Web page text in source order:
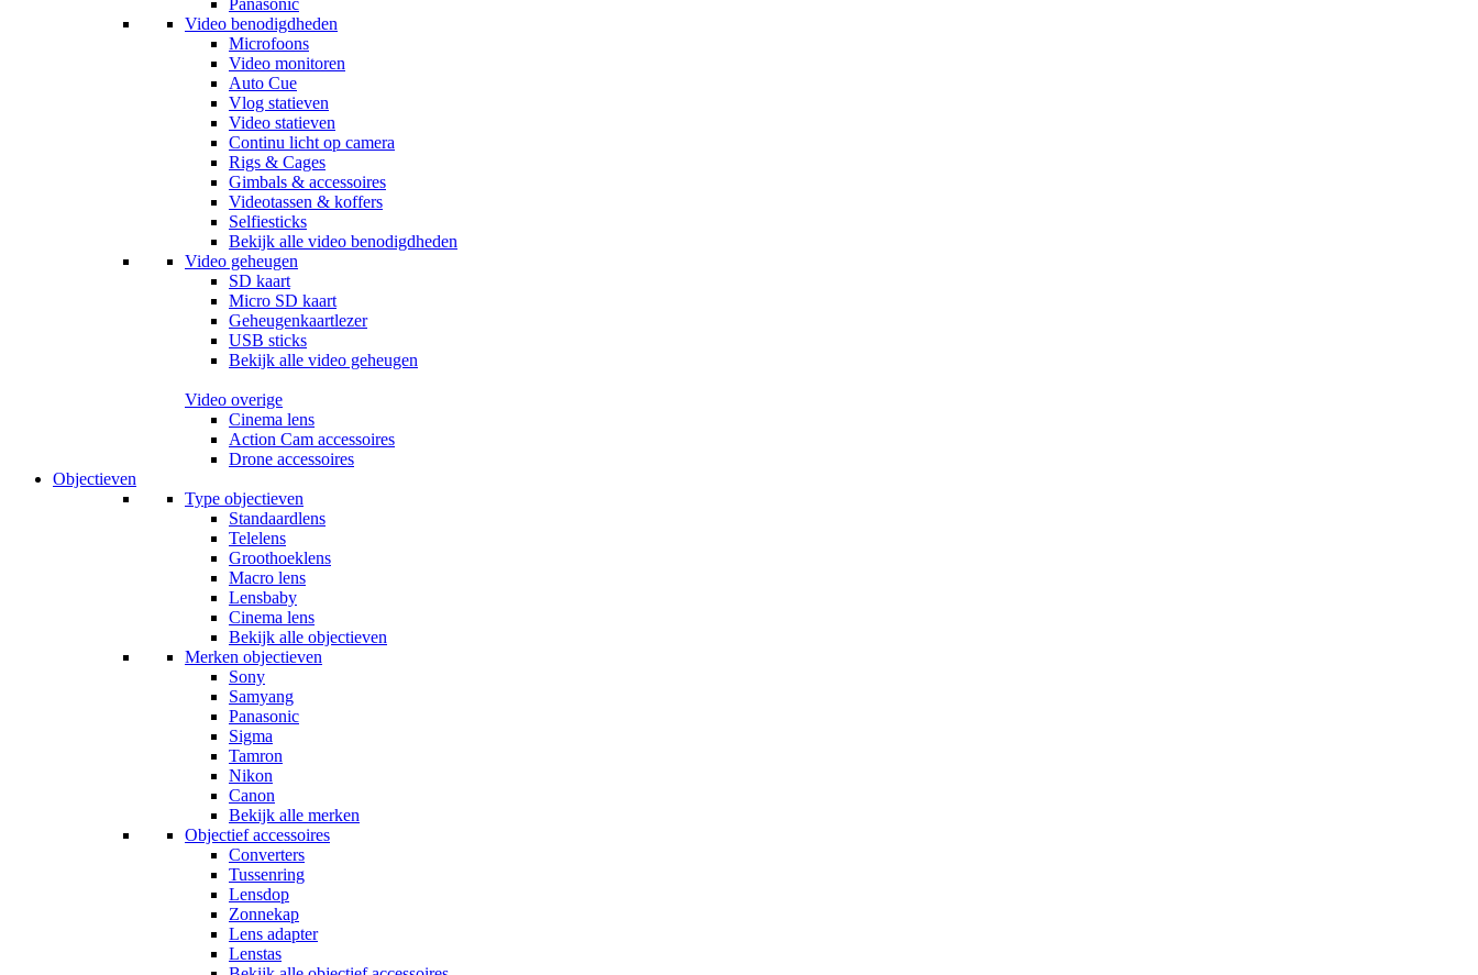
Video benodigdheden
Microfoons
Video monitoren
Auto Cue
Vlog statieven
Video statieven
Continu licht op camera
Rigs & Cages
Gimbals & accessoires
Videotassen & koffers
Selfiesticks
Bekijk alle video benodigdheden
Video geheugen
SD kaart
Micro SD kaart
Geheugenkaartlezer
USB sticks
Bekijk alle video geheugen
Video overige
Cinema lens
Action Cam accessoires
Drone accessoires
Objectieven
Type objectieven
Standaardlens
Telelens
Groothoeklens
Macro lens
Lensbaby
Cinema lens
Bekijk alle objectieven
Merken objectieven
Sony
Samyang
Panasonic
Sigma
Tamron
Nikon
Canon
Bekijk alle merken
Objectief accessoires
Converters
Tussenring
Lensdop
Zonnekap
Lens adapter
Lenstas